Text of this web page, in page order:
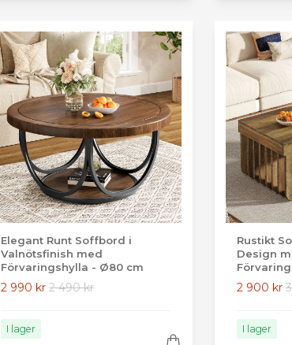
Elegant Runt Soffbord i
Valnötsfinish med
Förvaringshylla - Ø80 cm
2 990 kr 2 490 kr
I lager
Rustikt
Design
2 900 kr
I lager